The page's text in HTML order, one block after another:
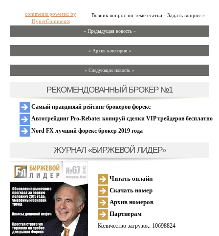
Возник вопрос по теме статьи - Задать вопрос »
comments powered by
HyperComments
« Предыдущая новость «
» Архив категории «
» Следующая новость »
РЕКОМЕНДОВАННЫЙ БРОКЕР №1
Самый правдивый рейтинг брокеров форекс
Автотрейдинг Pro-Rebate: копируй сделки VIP трейдеров бесплатно
Nord FX лучший форекс брокер 2019 года
ЖУРНАЛ «БИРЖЕВОЙ ЛИДЕР»
Читать онлайн
Скачать номер
Архив номеров
Партнерам
Количество загрузок: 10698824